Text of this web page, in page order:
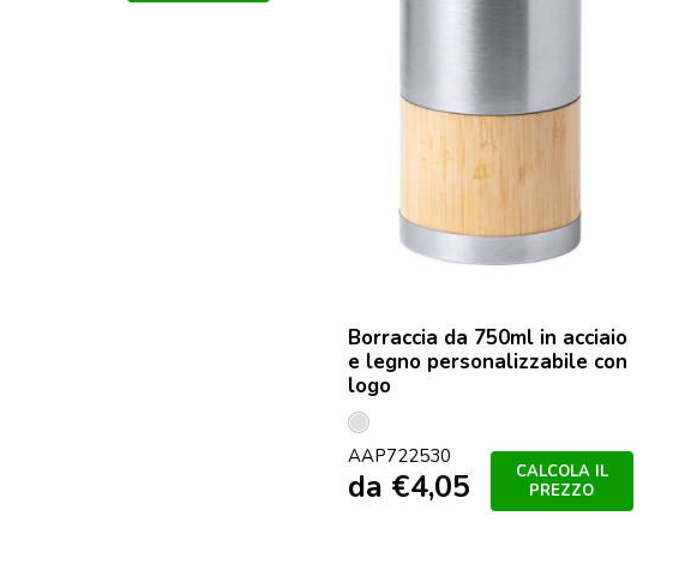
Borraccia da 750ml in acciaio
e legno personalizzabile con
logo
Argento
AAP722530
da €4,05
CALCOLA IL
PREZZO